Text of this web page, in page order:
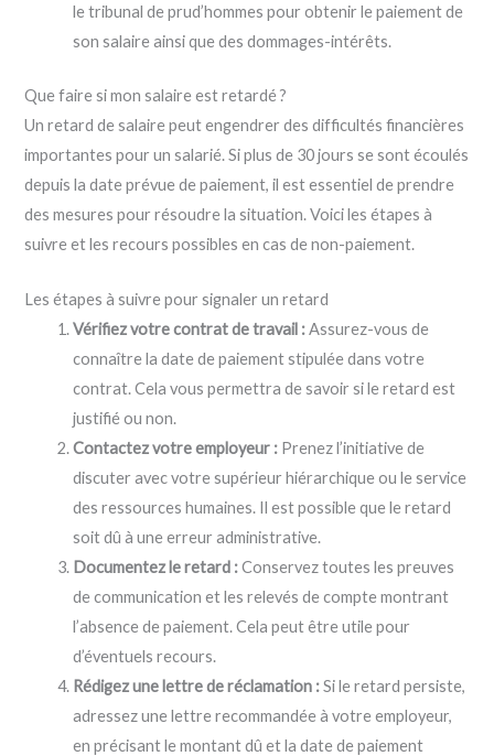
le tribunal de prud’hommes pour obtenir le paiement de
son salaire ainsi que des dommages-intérêts.
Que faire si mon salaire est retardé ?
Un retard de salaire peut engendrer des difficultés financières
importantes pour un salarié. Si plus de 30 jours se sont écoulés
depuis la date prévue de paiement, il est essentiel de prendre
des mesures pour résoudre la situation. Voici les étapes à
suivre et les recours possibles en cas de non-paiement.
Les étapes à suivre pour signaler un retard
Vérifiez votre contrat de travail :Assurez-vous de
connaître la date de paiement stipulée dans votre
contrat. Cela vous permettra de savoir si le retard est
justifié ou non.
Contactez votre employeur : Prenez l’initiative de
discuter avec votre supérieur hiérarchique ou le service
des ressources humaines. Il est possible que le retard
soit dû à une erreur administrative.
Documentez le retard :Conservez toutes les preuves
de communication et les relevés de compte montrant
l’absence de paiement. Cela peut être utile pour
d’éventuels recours.
Rédigez une lettre de réclamation :Si le retard persiste,
adressez une lettre recommandée à votre employeur,
en précisant le montant dû et la date de paiement